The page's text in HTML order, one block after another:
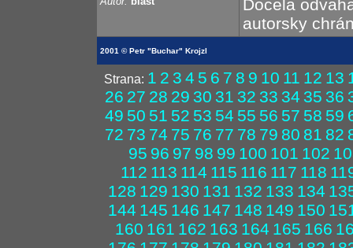
Docela
autorsky
2001 © Petr "Buchar" Krojzl
Strana: 1 2 3 4 5 6 7 8 9 10 11 12 13
26 27 28 29 30 31 32 33 34 35 36
49 50 51 52 53 54 55 56 57 58 59
72 73 74 75 76 77 78 79 80 81 82
95 96 97 98 99 100 101 102
112 113 114 115 116 117 118
128 129 130 131 132 133 134
144 145 146 147 148 149 150
160 161 162 163 164 165 166